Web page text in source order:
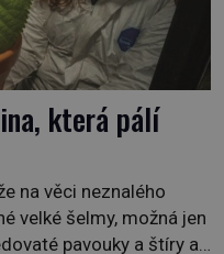
která pálí
na věci neznalého
velké šelmy, možná jen
pavouky a štíry a